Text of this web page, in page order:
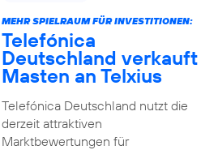
MEHR SPIELRAUM FÜR INVESTITIONEN:
Telefónica
Deutschland verkauft
Masten an Telxius
Telefónica Deutschland nutzt die
derzeit attraktiven
Marktbewertungen für